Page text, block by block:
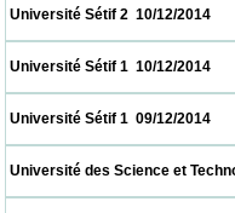
Université Sétif 2  10/
Université Sétif 1  10/
Université Sétif 1  09/
Université des Science et